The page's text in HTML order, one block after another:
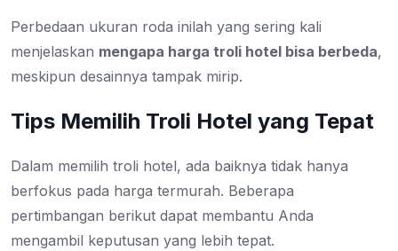
Perbedaan ukuran roda inilah yang sering kali
menjelaskan mengapa harga troli hotel bisa berbeda,
meskipun desainnya tampak mirip.
Tips Memilih Troli Hotel yang Tepat
Dalam memilih troli hotel, ada baiknya tidak hanya
berfokus pada harga termurah. Beberapa
pertimbangan berikut dapat membantu Anda
mengambil keputusan yang lebih tepat.